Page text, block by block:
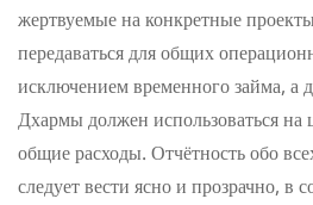
жертвуемые на конкретные
передаваться для общих
исключением временного займа, а
Дхармы должен использоваться
общие расходы. Отчётность обо
следует вести ясно и прозрачно, в